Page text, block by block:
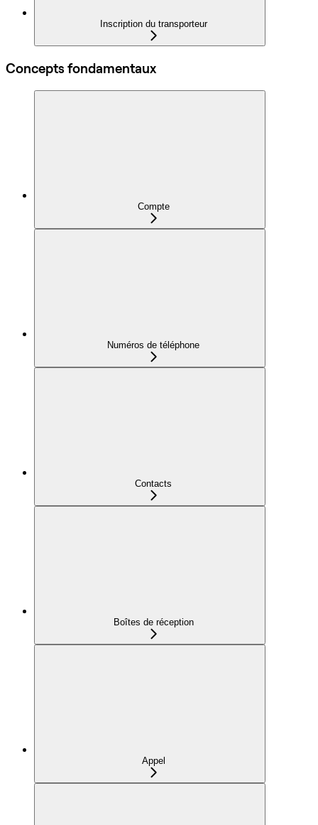
Inscription du transporteur
Concepts fondamentaux
Compte
Numéros de téléphone
Contacts
Boîtes de réception
Appel